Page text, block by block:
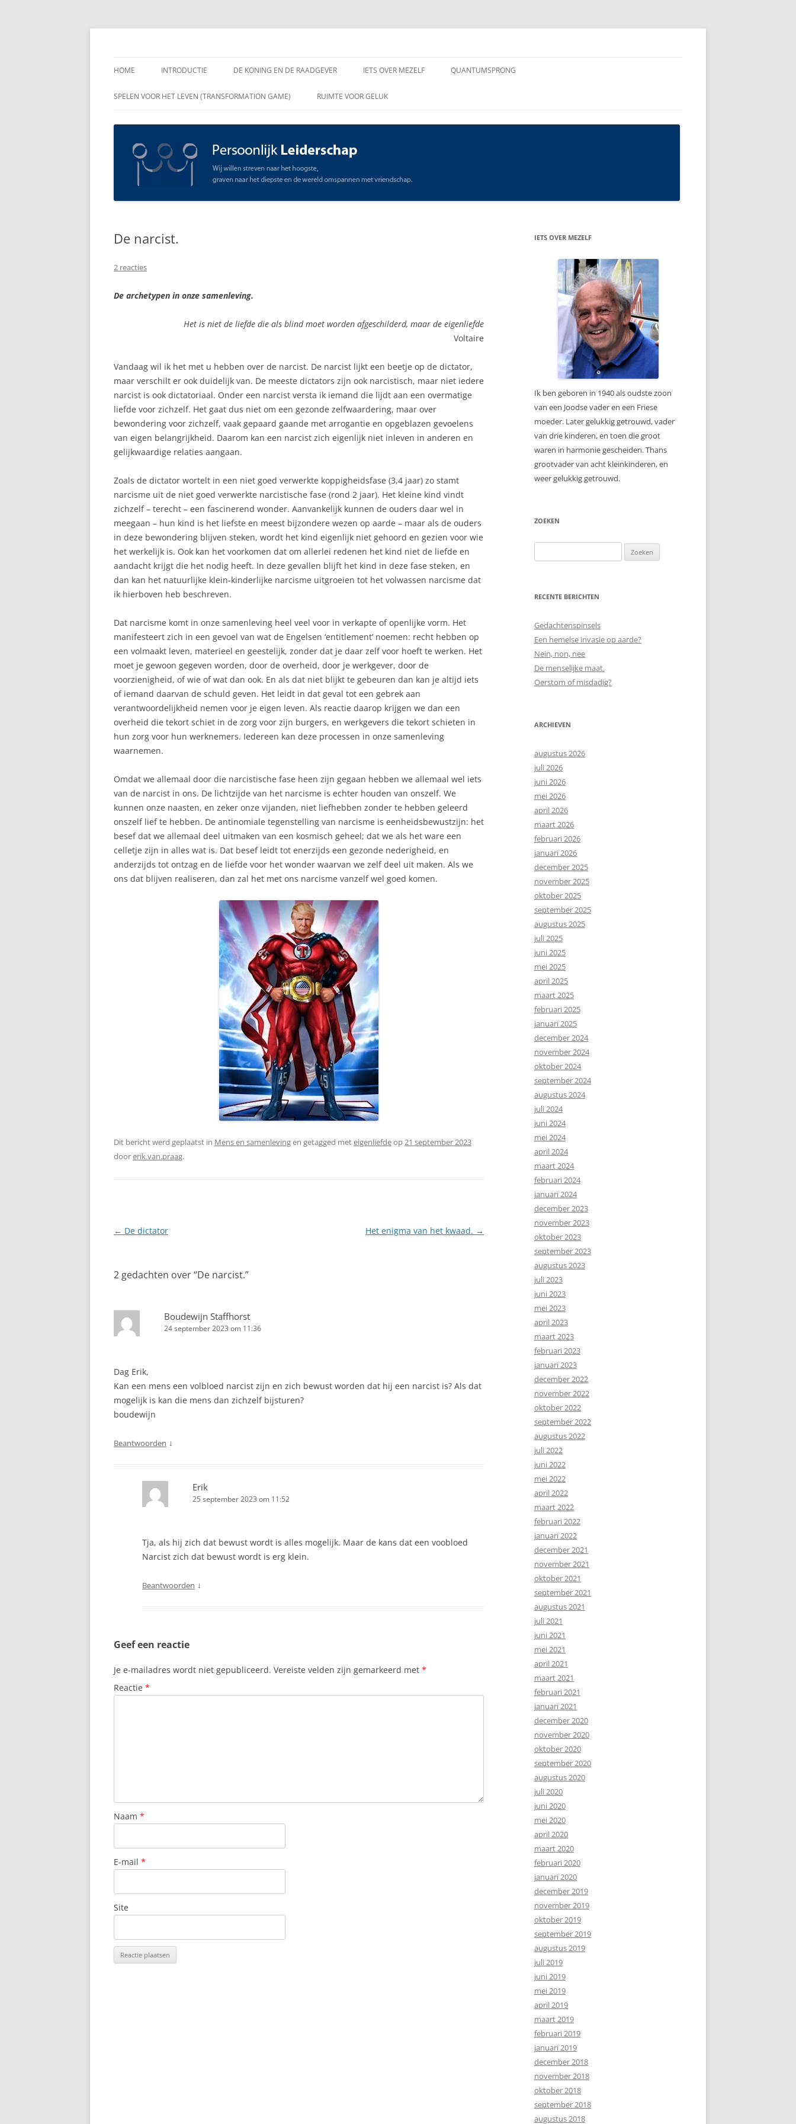
Spring
HOME INTRODUCTIE DE KONING EN DE RAADGEVER
ENKELE VRAGEN AAN DE
LEIDERSCHAP
OPEN COMMUNICATIE
IETS OVER MEZELF QUANTUMSPRONG
SPELEN VOOR HET LEVEN (TRANSFORMATION GAME) RUIMTE VOOR GELUK
De narcist.
2 reacties
De archetypen in onze samenleving.
Het is niet de liefde die als blind moet worden afgeschilderd, maar de eigenliefde
Voltaire
Vandaag wil ik het met u hebben over de narcist. De narcist lijkt een beetje op de dictator,
maar verschilt er ook duidelijk van. De meeste dictators zijn ook narcistisch, maar niet iedere
narcist is ook dictatoriaal. Onder een narcist versta ik iemand die lijdt aan een overmatige
liefde voor zichzelf. Het gaat dus niet om een gezonde zelfwaardering, maar over
bewondering voor zichzelf, vaak gepaard gaande met arrogantie en opgeblazen gevoelens
van eigen belangrijkheid. Daarom kan een narcist zich eigenlijk niet inleven in anderen en
gelijkwaardige relaties aangaan.
Zoals de dictator wortelt in een niet goed verwerkte koppigheidsfase (3,4 jaar) zo stamt
narcisme uit de niet goed verwerkte narcistische fase (rond 2 jaar). Het kleine kind vindt
zichzelf – terecht – een fascinerend wonder. Aanvankelijk kunnen de ouders daar wel in
meegaan – hun kind is het liefste en meest bijzondere wezen op aarde – maar als de ouders
in deze bewondering blijven steken, wordt het kind eigenlijk niet gehoord en gezien voor wie
het werkelijk is. Ook kan het voorkomen dat om allerlei redenen het kind niet de liefde en
aandacht krijgt die het nodig heeft. In deze gevallen blijft het kind in deze fase steken, en
dan kan het natuurlijke klein-kinderlijke narcisme uitgroeien tot het volwassen narcisme dat
ik hierboven heb beschreven.
Dat narcisme komt in onze samenleving heel veel voor in verkapte of openlijke vorm. Het
manifesteert zich in een gevoel van wat de Engelsen ‘entitlement’ noemen: recht hebben op
een volmaakt leven, materieel en geestelijk, zonder dat je daar zelf voor hoeft te werken. Het
moet je gewoon gegeven worden, door de overheid, door je werkgever, door de
voorzienigheid, of wie of wat dan ook. En als dat niet blijkt te gebeuren dan kan je altijd iets
of iemand daarvan de schuld geven. Het leidt in dat geval tot een gebrek aan
verantwoordelijkheid nemen voor je eigen leven. Als reactie daarop krijgen we dan een
overheid die tekort schiet in de zorg voor zijn burgers, en werkgevers die tekort schieten in
hun zorg voor hun werknemers. Iedereen kan deze processen in onze samenleving
waarnemen.
Omdat we allemaal door die narcistische fase heen zijn gegaan hebben we allemaal wel iets
van de narcist in ons. De lichtzijde van het narcisme is echter houden van onszelf. We
kunnen onze naasten, en zeker onze vijanden, niet liefhebben zonder te hebben geleerd
onszelf lief te hebben. De antinomiale tegenstelling van narcisme is eenheidsbewustzijn: het
besef dat we allemaal deel uitmaken van een kosmisch geheel; dat we als het ware een
celletje zijn in alles wat is. Dat besef leidt tot enerzijds een gezonde nederigheid, en
anderzijds tot ontzag en de liefde voor het wonder waarvan we zelf deel uit maken. Als we
ons dat blijven realiseren, dan zal het met ons narcisme vanzelf wel goed komen.
Dit bericht werd geplaatst in Mens en samenlevingen getagged meteigenliefdeop21 september 2023
doorerik.van.praag.
Berichtnavigatie
← De dictator Het enigma van het kwaad. →
2 gedachten over “De narcist.”
Boudewijn Staffhorst
24 september 2023 om 11:36
Dag Erik,
Kan een mens een volbloed narcist zijn en zich bewust worden dat hij een narcist is? Als dat
mogelijk is kan die mens dan zichzelf bijsturen?
boudewijn
Beantwoorden ↓
Erik
25 september 2023 om 11:52
Tja, als hij zich dat bewust wordt is alles mogelijk. Maar de kans dat een voobloed
Narcist zich dat bewust wordt is erg klein.
Beantwoorden ↓
Geef een reactie
Je e-mailadres wordt niet gepubliceerd. Vereiste velden zijn gemarkeerd met *
Reactie *
Naam *
E-mail *
Site
IETS OVER MEZELF
Ik ben geboren in 1940 als oudste zoon
van een Joodse vader en een Friese
moeder. Later gelukkig getrouwd, vader
van drie kinderen, en toen die groot
waren in harmonie gescheiden. Thans
grootvader van acht kleinkinderen, en
weer gelukkig getrouwd.
ZOEKEN
naar:
RECENTE BERICHTEN
Gedachtenspinsels
Een hemelse invasie op aarde?
Nein, non, nee
De menselijke maat.
Oerstom of misdadig?
ARCHIEVEN
augustus 2026
juli 2026
juni 2026
mei 2026
april 2026
maart 2026
februari 2026
januari 2026
december 2025
november 2025
oktober 2025
september 2025
augustus 2025
juli 2025
juni 2025
mei 2025
april 2025
maart 2025
februari 2025
januari 2025
december 2024
november 2024
oktober 2024
september 2024
augustus 2024
juli 2024
juni 2024
mei 2024
april 2024
maart 2024
februari 2024
januari 2024
december 2023
november 2023
oktober 2023
september 2023
augustus 2023
juli 2023
juni 2023
mei 2023
april 2023
maart 2023
februari 2023
januari 2023
december 2022
november 2022
oktober 2022
september 2022
augustus 2022
juli 2022
juni 2022
mei 2022
april 2022
maart 2022
februari 2022
januari 2022
december 2021
november 2021
oktober 2021
september 2021
augustus 2021
juli 2021
juni 2021
mei 2021
april 2021
maart 2021
februari 2021
januari 2021
december 2020
november 2020
oktober 2020
september 2020
augustus 2020
juli 2020
juni 2020
mei 2020
april 2020
maart 2020
februari 2020
januari 2020
december 2019
november 2019
oktober 2019
september 2019
augustus 2019
juli 2019
juni 2019
mei 2019
april 2019
maart 2019
februari 2019
januari 2019
december 2018
november 2018
oktober 2018
september 2018
augustus 2018